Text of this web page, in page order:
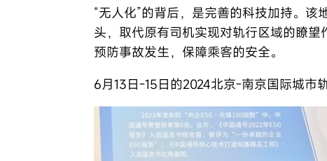
“无人化”的背后，是完善的科技加持。
头，取代原有司机实现对轨行区域的瞭
预防事故发生，保障乘客的安全。
6月13日-15日的2024北京-南京国际城市